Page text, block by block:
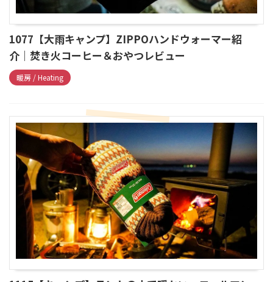
1077【大雨キャンプ】ZIPPOハンドウォーマー紹
介｜焚き火コーヒー＆おやつレビュー
暖房 / Heating